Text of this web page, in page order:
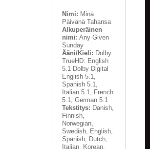
Nimi: Minä
Päivänä Tahansa
Alkuperäinen
nimi: Any Given
Sunday
Ääni/Kieli: Dolby
TrueHD: English
5.1 Dolby Digital
English 5.1,
Spanish 5.1,
Italian 5.1, French
5.1, German 5.1
Tekstitys: Danish,
Finnish,
Norwegian,
Swedish, English,
Spanish, Dutch,
Italian, Korean,